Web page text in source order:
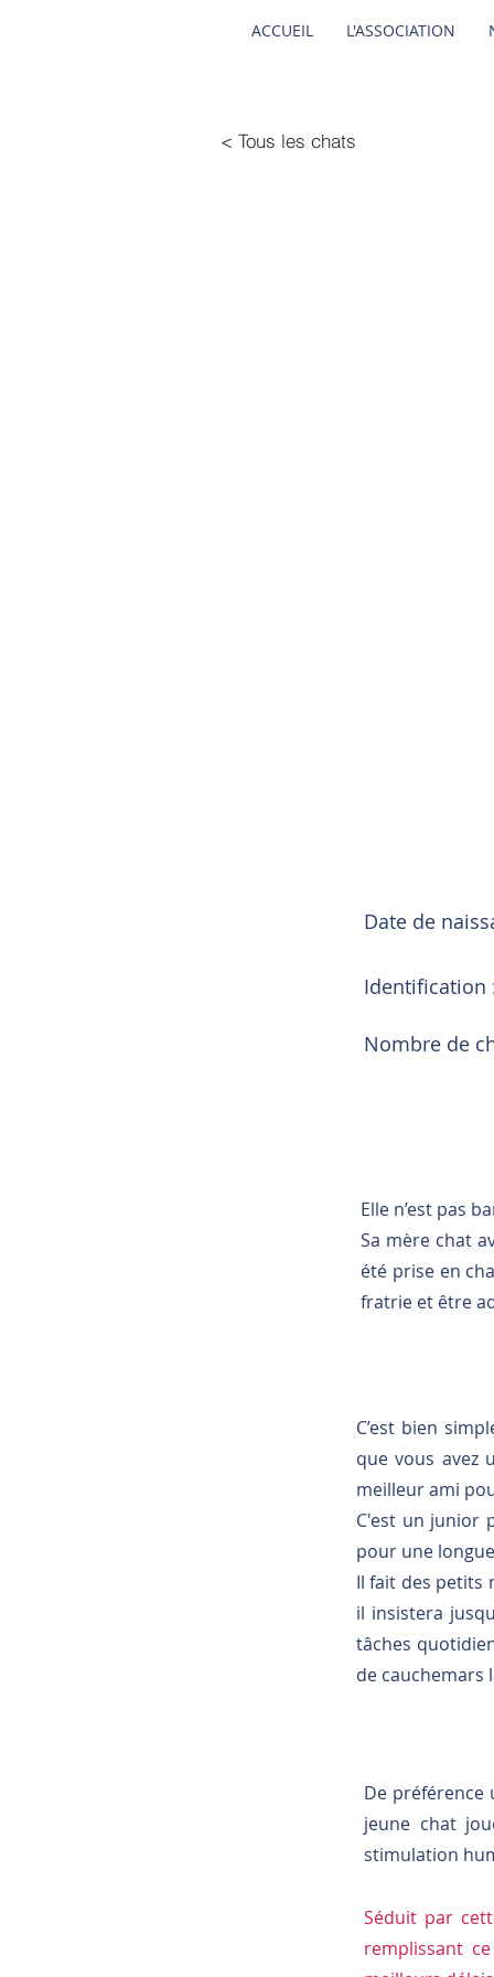
ACCUEIL L'ASSOCIATION
< Tous les chats
Date de
Identification
Nombre de
Elle n’est pas
Sa mère chat
été prise en
fratrie et être
C’est bien
que vous avez
meilleur ami
C'est un junior
pour une
Il fait des petits
il insistera
tâches
de cauchemars
De préférence
jeune chat
stimulation
Séduit par
remplissant